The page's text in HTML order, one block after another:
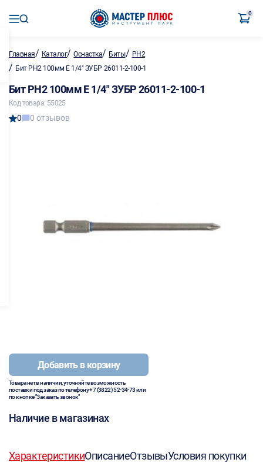
0
Главная/ Каталог/Оснастка/ Биты/ PH2
/ Бит PH2 100мм E 1/4" ЗУБР 26011-2-100-1
Бит PH2 100мм E 1/4" ЗУБР 26011-2-100-1
Код товара: 55025
0 0 отзывов
Добавить в корзину
Товара нет в наличии, уточняйте возможность
поставки под заказ по телефону+7 (3822) 52-34-73или
по кнопке "Заказать звонок"
Наличие в магазинах
ХарактеристикиОписаниеОтзывыУсловия покупки